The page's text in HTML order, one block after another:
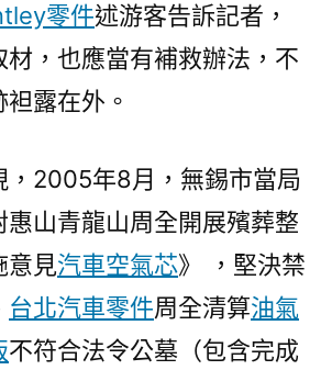
零件述游客告訴記者，
材，也應當有補救辦法，不
露在外。
，2005年8月，無錫市當局
惠山青龍山周全開展殯葬整
意見汽車空氣芯》 ，堅決禁
台北汽車零件周全清算油氣
不符合法令公墓（包含完成